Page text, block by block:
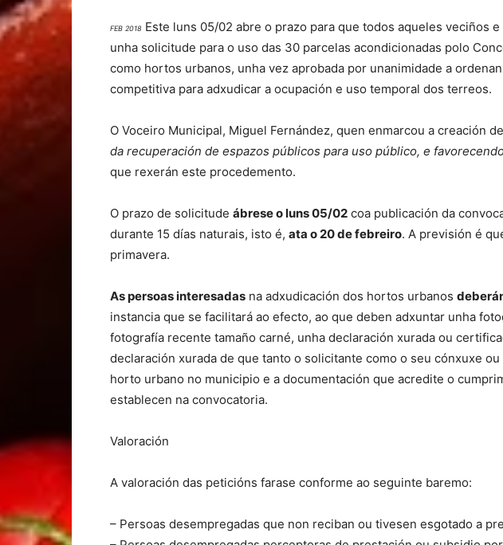
FEB 2018 Este luns 05/02 abre o prazo para que todos aqueles veciños
unha solicitude para o uso das 30 parcelas acondicionadas polo
como hortos urbanos, unha vez aprobada por unanimidade a
competitiva para adxudicar a ocupación e uso temporal dos terreos.
O Voceiro Municipal, Miguel Fernández, quen enmarcou a creación
da recuperación de espazos públicos para uso público, e
que rexerán este procedemento.
O prazo de solicitude ábrese o luns 05/02 coa publicación da
durante 15 días naturais, isto é, ata o 20 de febreiro. A previsión é
primavera.
As persoas interesadas na adxudicación dos hortos urbanos
instancia que se facilitará ao efecto, ao que deben adxuntar unha
fotografía recente tamaño carné, unha declaración xurada ou
declaración xurada de que tanto o solicitante como o seu cónxuxe
horto urbano no municipio e a documentación que acredite o
establecen na convocatoria.
Valoración
A valoración das peticións farase conforme ao seguinte baremo:
– Persoas desempregadas que non reciban ou tivesen esgotado a